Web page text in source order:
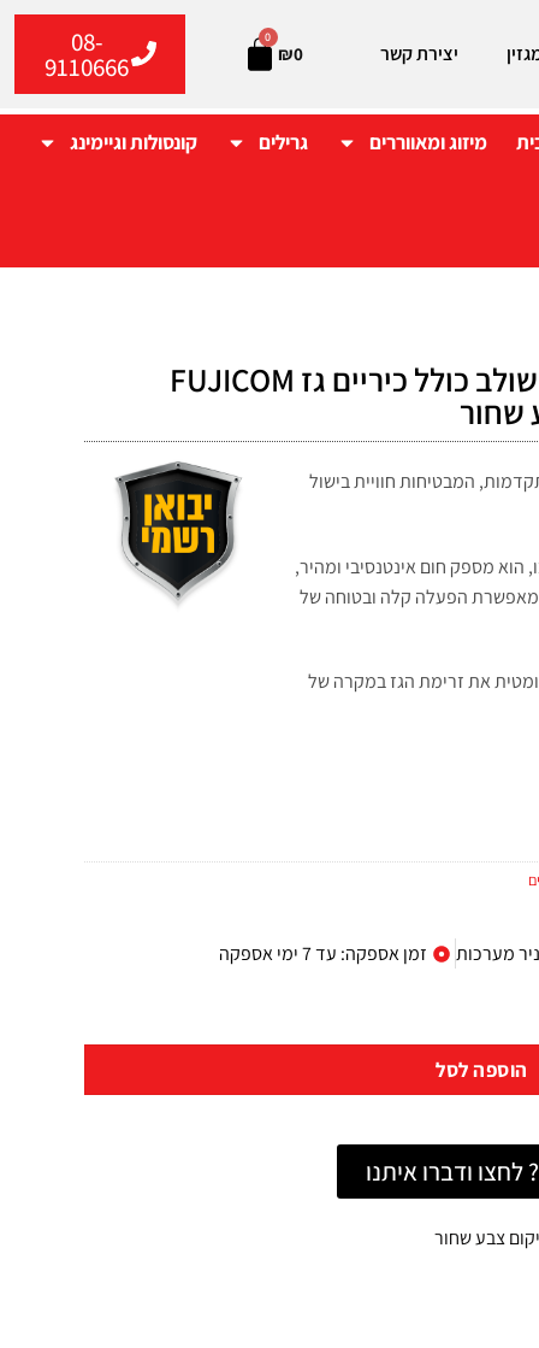
יצירת קשר ₪0
0
08-
9110666
מיזוג ומאווררים גרילים קונסולות וגיימינג
תנור עומד משולב כולל כיריים גז FUJICOM
שחור
המבטיחות חוויית בישול
מספק חום אינטנסיבי ומהיר,
מאפשרת הפעלה קלה ובטוחה של
את זרימת הגז במקרה של
מערכות זמן אספקה: עד 7 ימי אספקה
הוספה לסל
ודברו איתנו